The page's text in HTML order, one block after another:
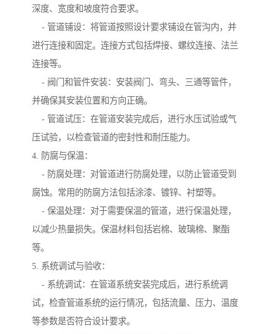
深度、宽度和坡度符合要求。
- 管道铺设：将管道按照设计要求铺设在管沟内，并
进行连接和固定。连接方式包括焊接、螺纹连接、法兰
连接等。
- 阀门和管件安装：安装阀门、弯头、三通等管件，
并确保其安装位置和方向正确。
- 管道试压：在管道安装完成后，进行水压试验或气
压试验，以检查管道的密封性和耐压能力。
4. 防腐与保温：
- 防腐处理：对管道进行防腐处理，以防止管道受到
腐蚀。常用的防腐方法包括涂漆、镀锌、衬塑等。
- 保温处理：对于需要保温的管道，进行保温处理，
以减少热量损失。保温材料包括岩棉、玻璃棉、聚酯
等。
5. 系统调试与验收：
- 系统调试：在管道系统安装完成后，进行系统调
试，检查管道系统的运行情况，包括流量、压力、温度
等参数是否符合设计要求。